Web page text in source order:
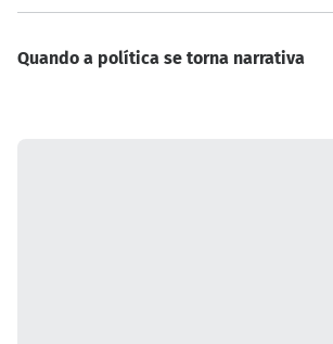
Quando a política se torna narrativa